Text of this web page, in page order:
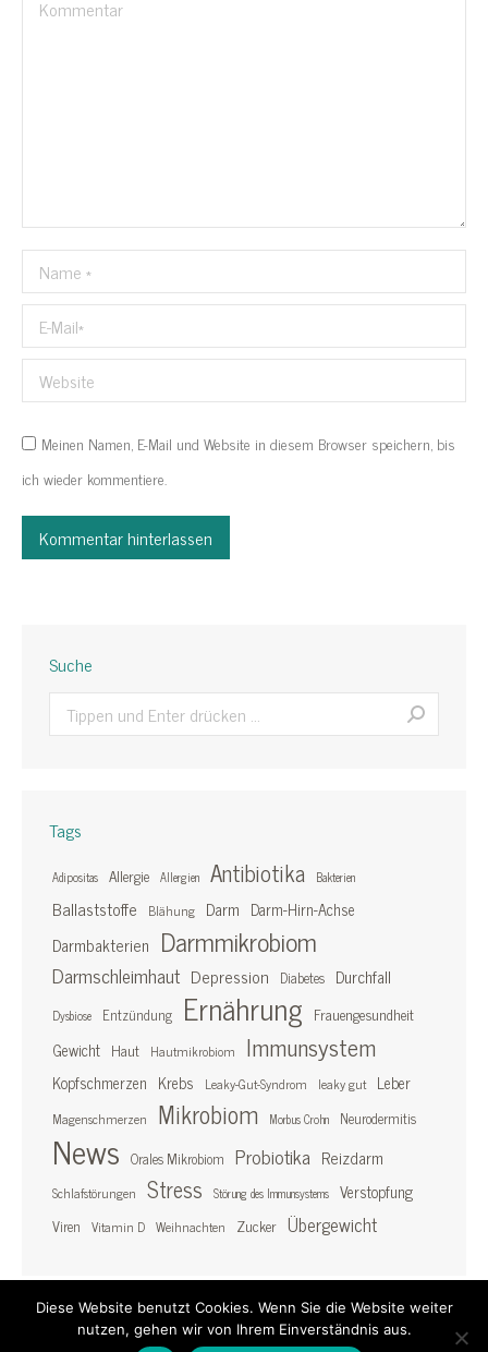
Name *
E-Mail *
Website
Meinen Namen, E-Mail und Website in diesem Browser speichern, bis
ich wieder kommentiere.
Kommentar hinterlassen
Suche
Search:
Tags
Adipositas Allergie Allergien Antibiotika Bakterien
Ballaststoffe Blähung Darm Darm-Hirn-Achse
Darmbakterien Darmmikrobiom
Darmschleimhaut Depression Diabetes Durchfall
Dysbiose Entzündung Ernährung Frauengesundheit
Gewicht Haut Hautmikrobiom Immunsystem
Kopfschmerzen Krebs Leaky-Gut-Syndrom leaky gut Leber
Magenschmerzen Mikrobiom Morbus Crohn Neurodermitis
News Orales Mikrobiom Probiotika Reizdarm
Schlafstörungen Stress Störung des Immunsystems Verstopfung
Viren Vitamin D Weihnachten Zucker Übergewicht
Diese Website benutzt Cookies. Wenn Sie die Website weiter
nutzen, gehen wir von Ihrem Einverständnis aus.